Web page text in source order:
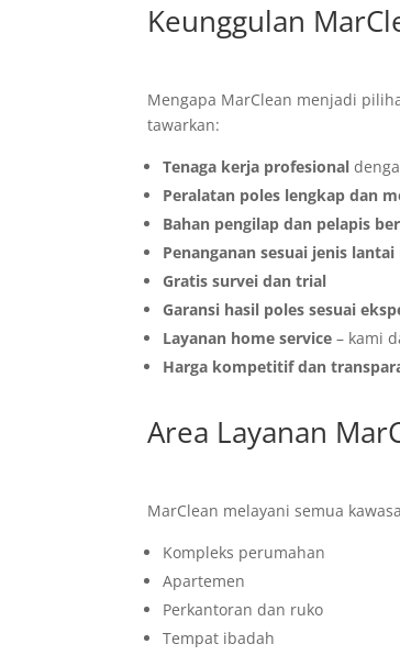
Keunggulan
Mengapa MarClean menjadi
tawarkan:
Tenaga kerja profesional
Peralatan poles lengkap dan
Bahan pengilap dan pelapis
Penanganan sesuai jenis lantai
Gratis survei dan trial
Garansi hasil poles sesuai
Layanan home service – kami
Harga kompetitif dan
Area Layanan
MarClean melayani semua
Kompleks perumahan
Apartemen
Perkantoran dan ruko
Tempat ibadah